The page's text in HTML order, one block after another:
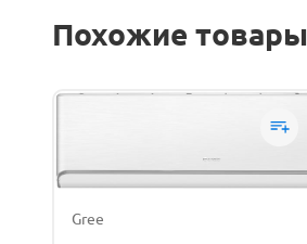
Похожие товары
Gree